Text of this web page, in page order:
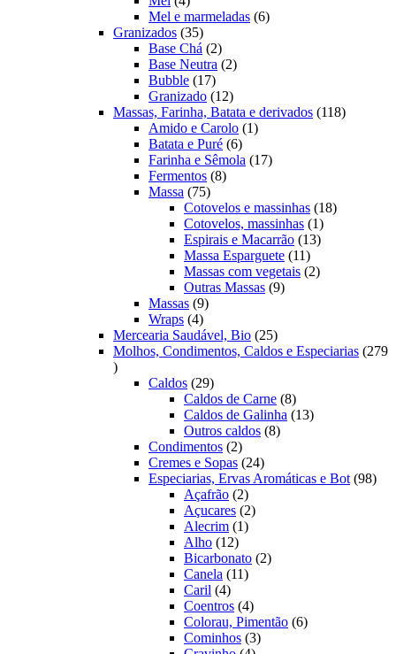
produtos
Mel e marmeladas 66
Granizados 3535
produtos
Base Chá 22
produtos
Base Neutra 22
Bubble 1717
produtos
Granizado 1212
produtos
Massas, Farinha, Batata e derivados 118118
Amido e Carolo 11
Batata e Puré 66
produtos
Farinha e Sêmola 1717
Fermentos 88
Massa 7575
produtos
Cotovelos e massinhas 1818
Cotovelos, massinhas 11
produto
Espirais e Macarrão 1313
Massa Esparguete 1111
produtos
Massas com vegetais 22
Outras Massas 99
Massas 99
Wraps 44
produtos
Mercearia Saudável, Bio 2525
produtos
Molhos, Condimentos, Caldos e Especiarias 279
279
produtosCaldos 2929
produtos
Caldos de Carne 88
produtos
Caldos de Galinha 1313
Outros caldos 88
Condimentos 22
produtos
Cremes e Sopas 2424
produtos
Especiarias, Ervas Aromáticas e Bot 9898
Açafrão 22
produtos
Açucares 22
Alecrim 11
Alho 1212
produtos
Bicarbonato 22
Canela 1111
Caril 44
produtos
Coentros 44
produtos
Colorau, Pimentão 66
Cominhos 33